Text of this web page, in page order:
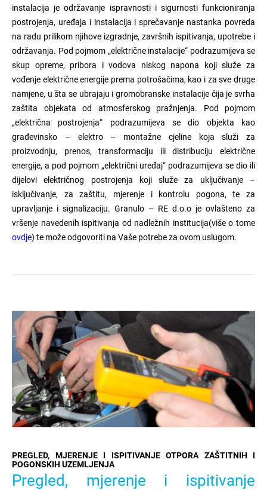
instalacija je održavanje ispravnosti i sigurnosti funkcioniranja
postrojenja, uređaja i instalacija i sprečavanje nastanka povreda
na radu prilikom njihove izgradnje, završnih ispitivanja, upotrebe i
održavanja. Pod pojmom „električne instalacije“ podrazumijeva se
skup opreme, pribora i vodova niskog napona koji služe za
vođenje električne energije prema potrošačima, kao i za sve druge
namjene, u šta se ubrajaju i gromobranske instalacije čija je svrha
zaštita objekata od atmosferskog pražnjenja. Pod pojmom
„električna postrojenja“ podrazumijeva se dio objekta kao
građevinsko – elektro – montažne cjeline koja služi za
proizvodnju, prenos, transformaciju ili distribuciju električne
energije, a pod pojmom „električni uređaj“ podrazumijeva se dio ili
dijelovi električnog postrojenja koji služe za uključivanje –
isključivanje, za zaštitu, mjerenje i kontrolu pogona, te za
upravljanje i signalizaciju. Granulo – RE d.o.o je ovlašteno za
vršenje navedenih ispitivanja od nadležnih institucija(više o tome
ovdje) te može odgovoriti na Vaše potrebe za ovom uslugom.
PREGLED, MJERENJE I ISPITIVANJE OTPORA ZAŠTITNIH I
POGONSKIH UZEMLJENJA
Pregled, mjerenje i ispitivanje